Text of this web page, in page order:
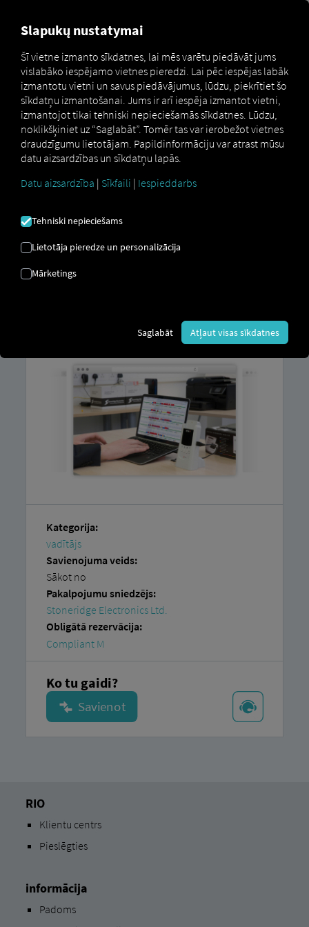
Marketplace Connectors OPTAC3 Connect
OPTAC3 SAVIENOJUMS
integrācija
Vai jūs jau izmantojat mūsu partnera
OPTAC 3
RIO platformai
Stoneridge Electronics Ltd
Kategorija:
vadītājs
Savienojuma veids:
Sākot no
Pakalpojumu sniedzējs:
Stoneridge Electronics Ltd.
Obligātā rezervācija:
Compliant M
Ko tu gaidi?
RIO
Klientu centrs
Pieslēgties
informācija
Padoms
Slapukų nustatymai
Šī vietne izmanto sīkdatnes, lai mēs varētu piedāvāt jums
vislabāko iespējamo vietnes pieredzi. Lai pēc iespējas labāk
izmantotu vietni un savus piedāvājumus, lūdzu, piekrītiet šo
sīkdatņu izmantošanai. Jums ir arī iespēja izmantot vietni,
izmantojot tikai tehniski nepieciešamās sīkdatnes. Lūdzu,
noklikšķiniet uz “Saglabāt”. Tomēr tas var ierobežot vietnes
draudzīgumu lietotājam. Papildinformāciju var atrast mūsu
datu aizsardzības un sīkdatņu lapās.
Datu aizsardzība | Sīkfaili | Iespieddarbs
Tehniski nepieciešams
Lietotāja pieredze un personalizācija
Mārketings
Saglabāt Atļaut visas sīkdatnes